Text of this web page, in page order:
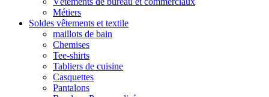
Métiers
Soldes vêtements et textile
maillots de bain
Chemises
Tee-shirts
Tabliers de cuisine
Casquettes
Pantalons